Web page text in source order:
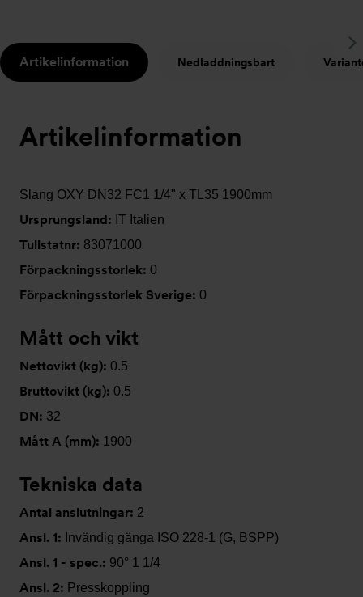
Artikelinformation Nedladdningsbart
Artikelinformation
Slang OXY DN32 FC1 1/4" x TL35 1900mm
Ursprungsland: IT Italien
Tullstatnr: 83071000
Förpackningsstorlek: 0
Förpackningsstorlek Sverige: 0
Mått och vikt
Nettovikt (kg): 0.5
Bruttovikt (kg): 0.5
DN: 32
Mått A (mm): 1900
Tekniska data
Antal anslutningar: 2
Ansl. 1: Invändig gänga ISO 228-1 (G, BSPP)
Ansl. 1 - spec.: 90° 1 1/4
Ansl. 2: Presskoppling